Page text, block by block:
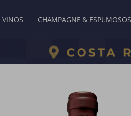
VINOS CHAMPAGNE & ESPUMOSOS